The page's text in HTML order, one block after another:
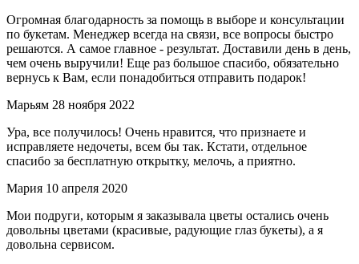
Огромная благодарность за помощь в выборе и консультации
по букетам. Менеджер всегда на связи, все вопросы быстро
решаются. А самое главное - результат. Доставили день в день,
чем очень выручили! Еще раз большое спасибо, обязательно
вернусь к Вам, если понадобиться отправить подарок!
Марьям 28 ноября 2022
Ура, все получилось! Очень нравится, что признаете и
исправляете недочеты, всем бы так. Кстати, отдельное
спасибо за бесплатную открытку, мелочь, а приятно.
Мария 10 апреля 2020
Мои подруги, которым я заказывала цветы остались очень
довольны цветами (красивые, радующие глаз букеты), а я
довольна сервисом.